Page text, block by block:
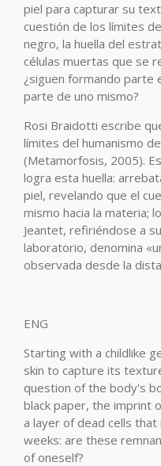
piel para capturar su
cuestión de los límites
negro, la huella del
células muertas que se
¿siguen formando parte
parte de uno mismo?
Rosi Braidotti escribe
límites del humanismo
(Metamorfosis, 2005).
logra esta huella:
piel, revelando que el
mismo hacia la materia;
Jeantet, refiriéndose a
laboratorio, denomina
observada desde la
ENG
Starting with a childlike
skin to capture its
question of the body's
black paper, the imprint
a layer of dead cells
weeks: are these
of oneself?